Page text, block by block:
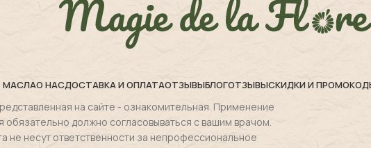
МАСЛАО НАСДОСТАВКА И ОПЛАТАОТЗЫВЫБЛОГОТЗЫВЫСКИДКИ И
на сайте - ознакомительная. Применение
обязательно должно согласовываться с вашим врачом.
не несут ответственности за непрофессиональное